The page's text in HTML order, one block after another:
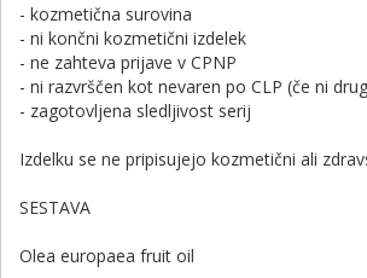
- kozmetična surovina
- ni končni kozmetični izdelek
- ne zahteva prijave v CPNP
- ni razvrščen kot nevaren po CLP (če ni
- zagotovljena sledljivost serij
Izdelku se ne pripisujejo kozmetični ali
SESTAVA
Olea europaea fruit oil